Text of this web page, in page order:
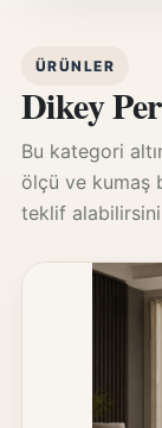
ÜRÜNLER
Dikey
Bu kategori
ölçü ve kumaş
teklif